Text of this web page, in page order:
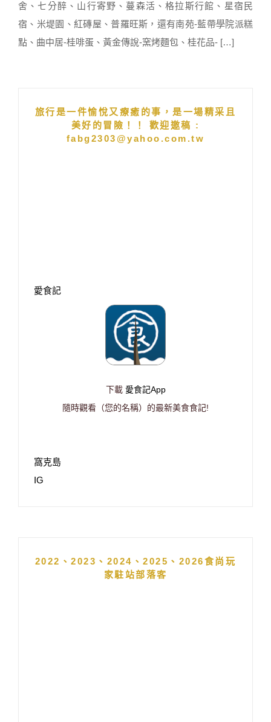
舍、七分醉、山行寄野、蔓森活、格拉斯行館、星宿民
宿、米堤園、紅磚屋、普羅旺斯，還有南苑-藍帶學院派糕
點、曲中居-桂啡蛋、黃金傳說-窯烤麵包、桂花品- […]
旅行是一件愉悅又療癒的事，是一場精采且
美好的冒險！！ 歡迎邀稿 :
fabg2303@yahoo.com.tw
愛食記
下載 愛食記App
隨時觀看（您的名稱）的最新美食食記!
窩克島
IG
2022、2023、2024、2025、2026食尚玩
家駐站部落客